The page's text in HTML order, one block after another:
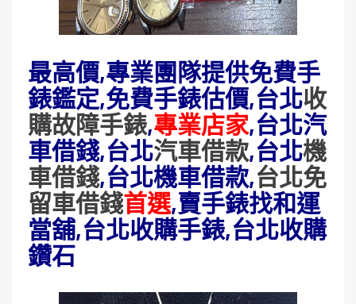
最高價,專業團隊提供免費手
錶鑑定,免費手錶估價,台北收
購故障手錶,專業店家,台北汽
車借錢,台北汽車借款,台北機
車借錢,台北機車借款,台北免
留車借錢首選,賣手錶找和運
當舖,台北收購手錶,台北收購
鑽石